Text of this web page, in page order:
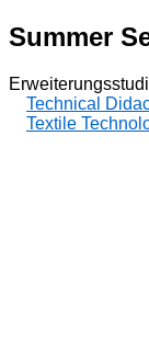
Summer
Technical
Textile